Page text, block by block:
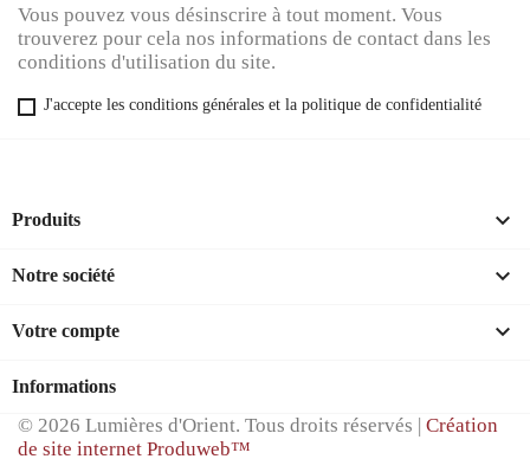
Vous pouvez vous désinscrire à tout moment. Vous
trouverez pour cela nos informations de contact dans les
conditions d'utilisation du site.
J'accepte les conditions générales et la politique de confidentialité
Produits 
Notre société 
Votre compte 
Informations
© 2026 Lumières d'Orient. Tous droits réservés | Création
de site internet Produweb™